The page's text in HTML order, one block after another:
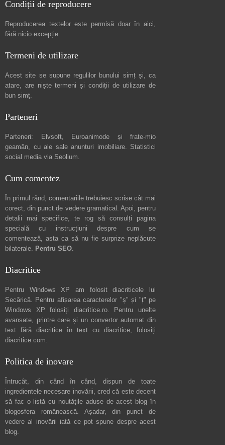
Condiții de reproducere
Reproducerea textelor este permisă doar în aici,
fără nicio excepție.
Termeni de utilizare
Acest site se supune regulilor bunului simț și, ca
atare, are niștetermeni și condiții de utilizare de
bun simț.
Parteneri
Parteneri: Elvsoft, Euroanimode și frate-mio
geamăn, cu ale sale anunturi imobiliare. Statistici
social media via Seolium.
Cum comentez
În primul rând, comentariile trebuiesc scrise cât mai
corect, din punct de vedere gramatical. Apoi, pentru
detalii mai specifice, te rog să consulți pagina
specială cu instrucțiuni despre cum se
comentează, asta ca să nu fie surprize neplăcute
bilaterale. Pentru SEO.
Diacritice
Pentru Windows XP am folosit diacriticele lui
Secărică. Pentru afișarea caracterelor "ș" și "ț" pe
Windows XP folosiți diacritice.ro. Pentru unelte
avansate, printre care și un convertor automat din
text fără diacritice în text cu diacritice, folosiți
diacritice.com.
Politica de inovare
Întrucât, din când în când, dispun de toate
ingredientele necesare inovării, cred că este decent
să fac o listă cu noutățile aduse de acest blog în
blogosfera românească. Așadar, din punct de
vedere al inovării iată ce pot spune despre acest
blog.